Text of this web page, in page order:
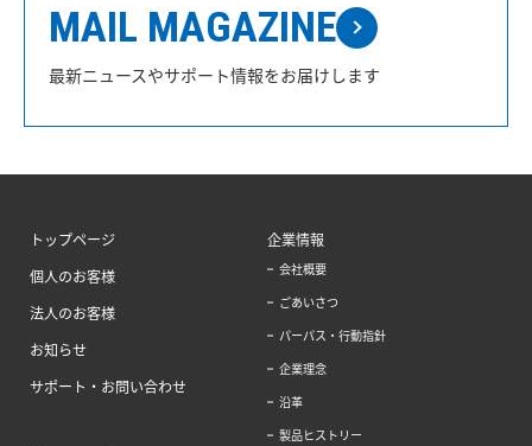
MAIL MAGAZINE
最新ニュースやサポート情報をお届けします
トップページ
個人のお客様
法人のお客様
お知らせ
サポート・お問い合わせ
企業情報
会社概要
ごあいさつ
パーパス・行動指針
企業理念
沿革
製品ヒストリー